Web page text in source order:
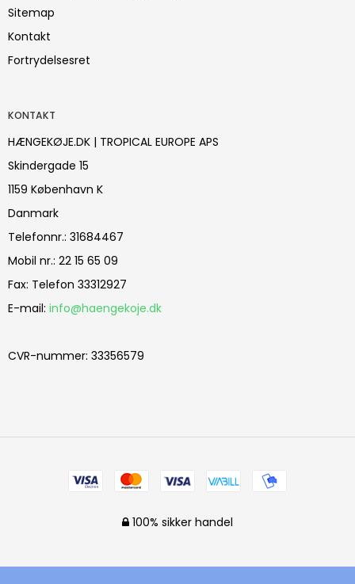
Sitemap
Kontakt
Fortrydelsesret
KONTAKT
HÆNGEKØJE.DK | TROPICAL EUROPE APS
Skindergade 15
1159 København K
Danmark
Telefonnr.: 31684467
Mobil nr.: 22 15 65 09
Fax: Telefon 33312927
E-mail: info@haengekoje.dk
CVR-nummer: 33356579
100% sikker handel